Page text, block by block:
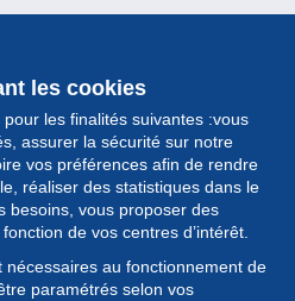
les cookies
les finalités suivantes :vous
assurer la sécurité sur notre
vos préférences afin de rendre
réaliser des statistiques dans le
besoins, vous proposer des
de vos centres d’intérêt.
au fonctionnement de
paramétrés selon vos